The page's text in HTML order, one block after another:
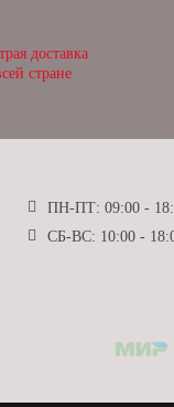
доставка
стране
ПН-ПТ: 09:00 -
СБ-ВС: 10:00 -